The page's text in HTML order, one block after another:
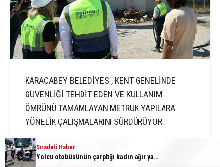
KARACABEY BELEDİYESİ, KENT GENELİNDE
GÜVENLİĞİ TEHDİT EDEN VE KULLANIM
ÖMRÜNÜ TAMAMLAYAN METRUK YAPILARA
YÖNELİK ÇALIŞMALARINI SÜRDÜRÜYOR.
Sıradaki Haber
Yolcu otobüsünün çarptığı kadın ağır yaralandı